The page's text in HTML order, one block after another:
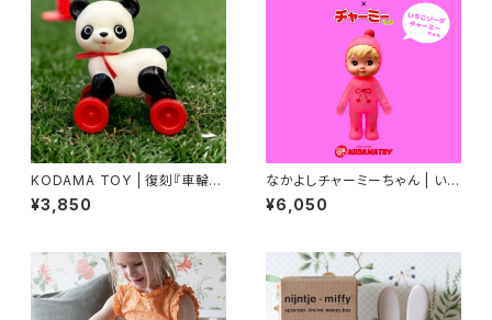
KODAMA TOY | 復刻『車輪付
きせっちゃんパンダ』 ソフビ
¥3,850
なかよしチャーミーちゃん | いち
ごソーダチャーミーちゃん
¥6,050